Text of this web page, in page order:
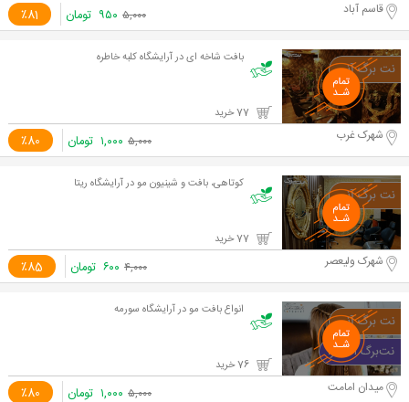
٪81 قاسم آباد ۵,۰۰۰ ۹۵۰ تومان
بافت شاخه ای در آرایشگاه کلبه خاطره
٪80 شهرک غرب ۵,۰۰۰ ۱,۰۰۰ تومان
کوتاهی، بافت و شینیون مو در آرایشگاه ریتا
٪85 شهرک ولیعصر ۴,۰۰۰ ۶۰۰ تومان
انواع بافت مو در آرایشگاه سورمه
٪80 میدان امامت ۵,۰۰۰ ۱,۰۰۰ تومان